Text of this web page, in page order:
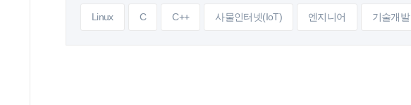
Linux C C++ 사물인터넷(IoT) 엔지니어 기술개발